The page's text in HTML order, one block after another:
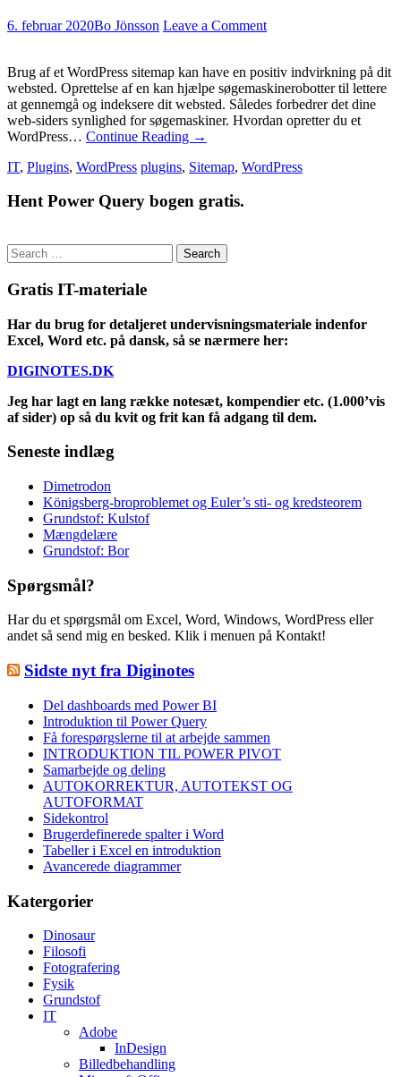
6. februar 2020Bo Jönsson Leave a Comment
Brug af et WordPress sitemap kan have en positiv indvirkning på dit
websted. Oprettelse af en kan hjælpe søgemaskinerobotter til lettere
at gennemgå og indeksere dit websted. Således forbedrer det dine
web-siders synlighed for søgemaskiner. Hvordan opretter du et
WordPress… Continue Reading →
IT, Plugins, WordPress plugins, Sitemap, WordPress
Hent Power Query bogen gratis.
Search
for:
Gratis IT-materiale
Har du brug for detaljeret undervisningsmateriale indenfor
Excel, Word etc. på dansk, så se nærmere her:
DIGINOTES.DK
Jeg har lagt en lang række notesæt, kompendier etc. (1.000’vis
af sider) op så du kvit og frit kan få adgang til dem.
Seneste indlæg
Dimetrodon
Königsberg-broproblemet og Euler’s sti- og kredsteorem
Grundstof: Kulstof
Mængdelære
Grundstof: Bor
Spørgsmål?
Har du et spørgsmål om Excel, Word, Windows, WordPress eller
andet så send mig en besked. Klik i menuen på Kontakt!
Sidste nyt fra Diginotes
Del dashboards med Power BI
Introduktion til Power Query
Få forespørgslerne til at arbejde sammen
INTRODUKTION TIL POWER PIVOT
Samarbejde og deling
AUTOKORREKTUR, AUTOTEKST OG
AUTOFORMAT
Sidekontrol
Brugerdefinerede spalter i Word
Tabeller i Excel en introduktion
Avancerede diagrammer
Katergorier
Dinosaur
Filosofi
Fotografering
Fysik
Grundstof
IT
Adobe
InDesign
Billedbehandling